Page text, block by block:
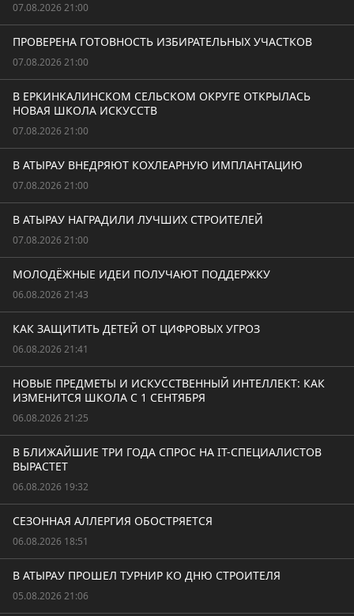
07.08.2026 21:00
ПРОВЕРЕНА ГОТОВНОСТЬ ИЗБИРАТЕЛЬНЫХ УЧАСТКОВ
07.08.2026 21:00
В ЕРКИНКАЛИНСКОМ СЕЛЬСКОМ ОКРУГЕ ОТКРЫЛАСЬ
НОВАЯ ШКОЛА ИСКУССТВ
07.08.2026 21:00
В АТЫРАУ ВНЕДРЯЮТ КОХЛЕАРНУЮ ИМПЛАНТАЦИЮ
07.08.2026 21:00
В АТЫРАУ НАГРАДИЛИ ЛУЧШИХ СТРОИТЕЛЕЙ
07.08.2026 21:00
МОЛОДЁЖНЫЕ ИДЕИ ПОЛУЧАЮТ ПОДДЕРЖКУ
06.08.2026 21:43
КАК ЗАЩИТИТЬ ДЕТЕЙ ОТ ЦИФРОВЫХ УГРОЗ
06.08.2026 21:41
НОВЫЕ ПРЕДМЕТЫ И ИСКУССТВЕННЫЙ ИНТЕЛЛЕКТ: КАК
ИЗМЕНИТСЯ ШКОЛА С 1 СЕНТЯБРЯ
06.08.2026 21:25
В БЛИЖАЙШИЕ ТРИ ГОДА СПРОС НА IT-СПЕЦИАЛИСТОВ
ВЫРАСТЕТ
06.08.2026 19:32
СЕЗОННАЯ АЛЛЕРГИЯ ОБОСТРЯЕТСЯ
06.08.2026 18:51
В АТЫРАУ ПРОШЕЛ ТУРНИР КО ДНЮ СТРОИТЕЛЯ
05.08.2026 21:06